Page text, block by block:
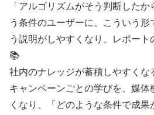
「アルゴリズムがそう判断した
う条件のユーザーに、こういう
う説明がしやすくなり、レポート
📚
社内のナレッジが蓄積しやすくな
キャンペーンごとの学びを、媒体
くなり、「どのような条件で成